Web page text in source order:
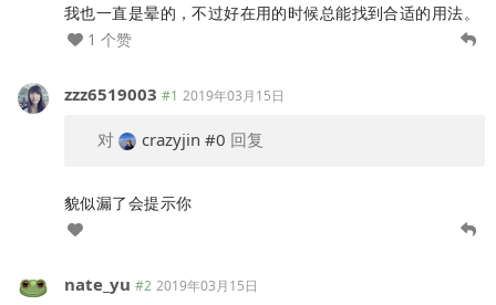
我也一直是晕的，不过好在用的时候总能找到合适的用法。
1 个赞
zzz6519003 #1 2019年03月15日
对 crazyjin #0 回复
貌似漏了会提示你
nate_yu #2 2019年03月15日